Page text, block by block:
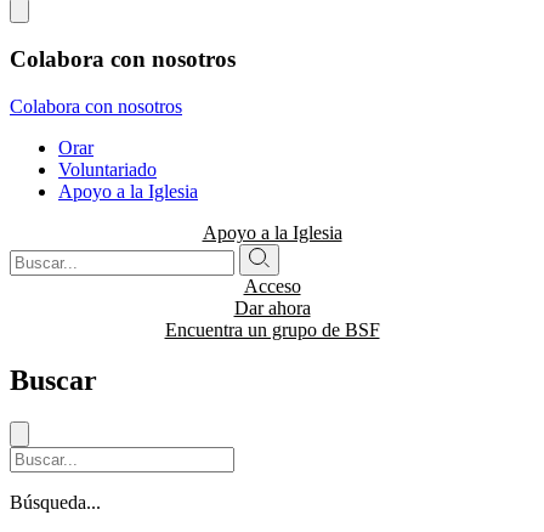
Colabora con nosotros
Colabora con nosotros
Orar
Voluntariado
Apoyo a la Iglesia
Apoyo a la Iglesia
Acceso
Dar ahora
Encuentra un grupo de BSF
Buscar
Búsqueda...